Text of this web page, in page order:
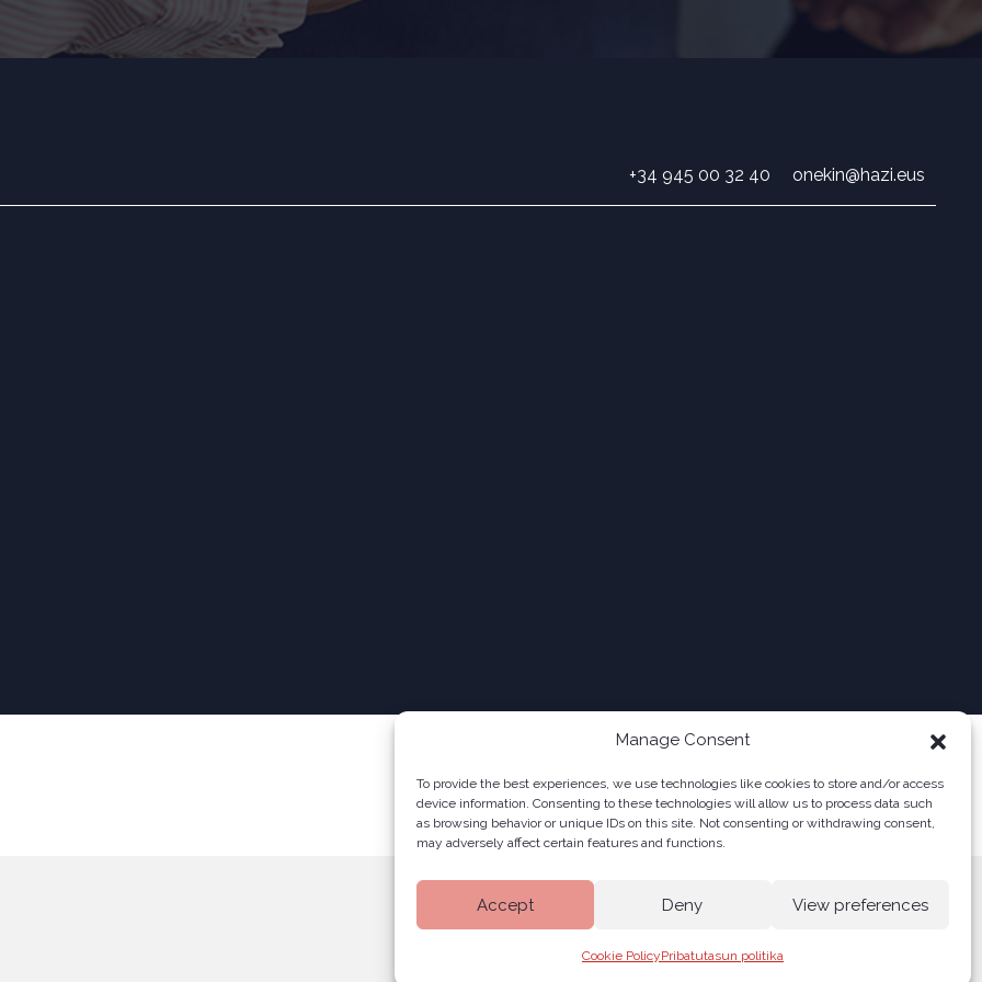
Manage Consent
To provide the best experiences, we use technologies like cookies to store and/or access
device information. Consenting to these technologies will allow us to process data such
as browsing behavior or unique IDs on this site. Not consenting or withdrawing consent,
may adversely affect certain features and functions.
Accept Deny View preferences
Cookie PolicyPribatutasun politika
+34 945 00 32 40 onekin@hazi.eus